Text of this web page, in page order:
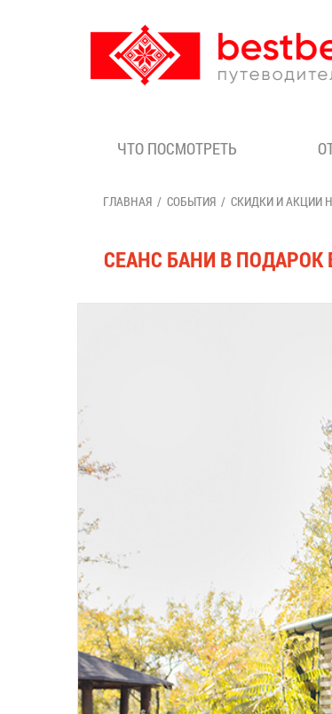
ЧТО ПОСМОТРЕТЬ
ГЛАВНАЯ СОБЫТИЯ СКИДКИ И АКЦИИ
СЕАНС БАНИ В ПОДАРОК